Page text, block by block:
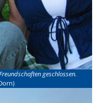
geschlossen.